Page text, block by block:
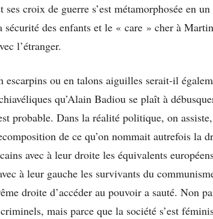
ses croix de guerre s’est métamorphosée en
sécurité des enfants et le « care » cher à
l’étranger.
escarpins ou en talons aiguilles serait-il
qu’Alain Badiou se plaît à
probable. Dans la réalité politique, on
de ce qu’on nommait autrefois la
avec à leur droite les équivalents
à leur gauche les survivants du
droite d’accéder au pouvoir a sauté. Non
mais parce que la société s’est